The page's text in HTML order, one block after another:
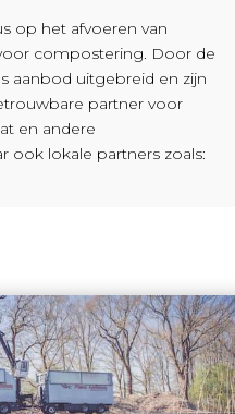
op het afvoeren van
compostering. Door de
aanbod uitgebreid en zijn
partner voor
en andere
ook lokale partners zoals: